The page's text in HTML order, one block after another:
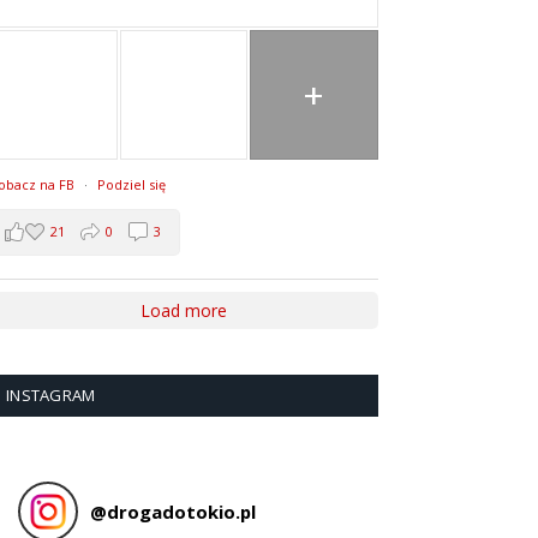
+
na FB · Podziel się
21 0 3
Load more
INSTAGRAM
@drogadotokio.pl